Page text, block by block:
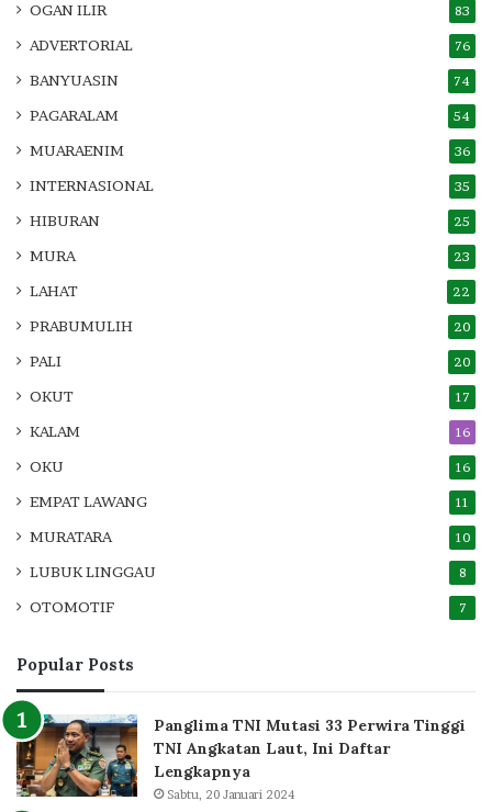
OGAN ILIR 83
ADVERTORIAL 76
BANYUASIN 74
PAGARALAM 54
MUARAENIM 36
INTERNASIONAL 35
HIBURAN 25
MURA 23
LAHAT 22
PRABUMULIH 20
PALI 20
OKUT 17
KALAM 16
OKU 16
EMPAT LAWANG 11
MURATARA 10
LUBUK LINGGAU 8
OTOMOTIF 7
Popular Posts
Panglima TNI Mutasi 33 Perwira Tinggi
TNI Angkatan Laut, Ini Daftar
Lengkapnya
Sabtu, 20 Januari 2024